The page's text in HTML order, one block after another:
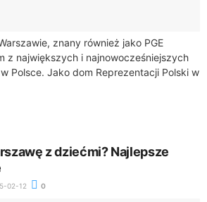
znany również jako PGE
z największych i najnowocześniejszych
Polsce. Jako dom Reprezentacji Polski w
wielu kibiców oraz...
z dziećmi? Najlepsze
02-12 0